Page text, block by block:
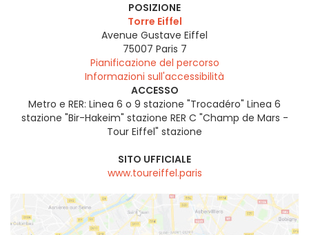
POSIZIONE
Torre Eiffel
Avenue Gustave Eiffel
75007 Paris 7
Pianificazione del percorso
Informazioni sull'accessibilità
ACCESSO
Metro e RER: Linea 6 o 9 stazione "Trocadéro" Linea 6
stazione "Bir-Hakeim" stazione RER C "Champ de Mars -
Tour Eiffel" stazione
SITO UFFICIALE
www.toureiffel.paris